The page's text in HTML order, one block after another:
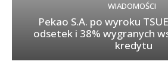
WIADOMOŚCI
Pekao S.A. po wyroku
odsetek i 38% wygranych
kredytu